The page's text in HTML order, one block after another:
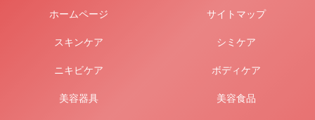
ホームページ サイトマップ
スキンケア シミケア
ニキビケア ボディケア
美容器具 美容食品